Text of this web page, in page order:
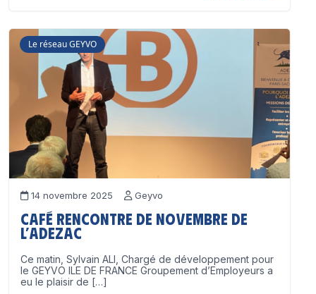
Le réseau GEYVO
14 novembre 2025 Geyvo
Café Rencontre de Novembre de
l’ADEZAC
Ce matin, Sylvain ALI, Chargé de développement pour
le GEYVO ILE DE FRANCE Groupement d’Employeurs a
eu le plaisir de […]